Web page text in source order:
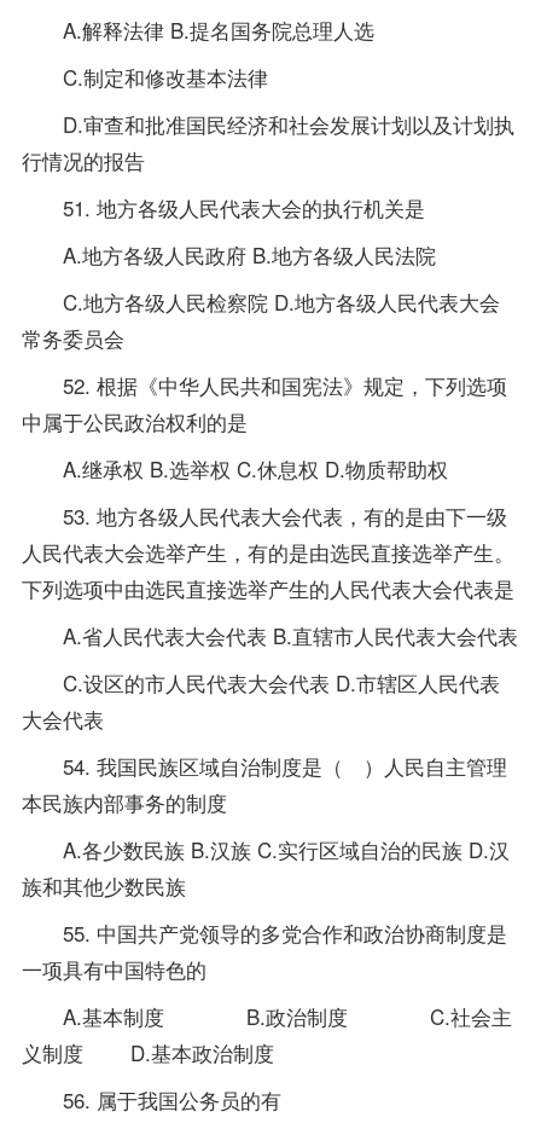
A.解释法律 B.提名国务院总理人选
C.制定和修改基本法律
D.审查和批准国民经济和社会发展计划以及计划执
行情况的报告
51. 地方各级人民代表大会的执行机关是
A.地方各级人民政府 B.地方各级人民法院
C.地方各级人民检察院 D.地方各级人民代表大会
常务委员会
52. 根据《中华人民共和国宪法》规定，下列选项
中属于公民政治权利的是
A.继承权 B.选举权 C.休息权 D.物质帮助权
53. 地方各级人民代表大会代表，有的是由下一级
人民代表大会选举产生，有的是由选民直接选举产生。
下列选项中由选民直接选举产生的人民代表大会代表是
A.省人民代表大会代表 B.直辖市人民代表大会代表
C.设区的市人民代表大会代表 D.市辖区人民代表
大会代表
54. 我国民族区域自治制度是（ ）人民自主管理
本民族内部事务的制度
A.各少数民族 B.汉族 C.实行区域自治的民族 D.汉
族和其他少数民族
55. 中国共产党领导的多党合作和政治协商制度是
一项具有中国特色的
A.基本制度 B.政治制度 C.社会主
义制度 D.基本政治制度
56. 属于我国公务员的有